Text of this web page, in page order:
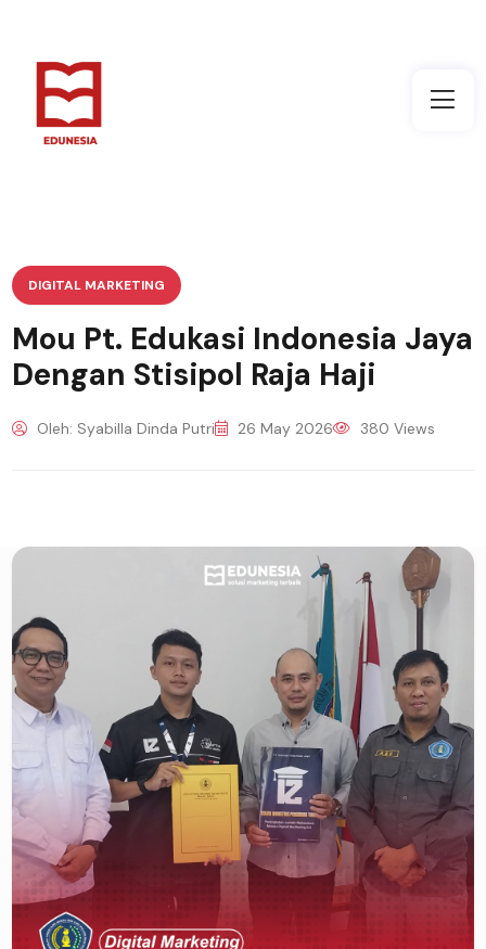
DIGITAL MARKETING
Mou Pt. Edukasi Indonesia Jaya
Dengan Stisipol Raja Haji
Oleh: Syabilla Dinda Putri 26 May 2026 380 Views